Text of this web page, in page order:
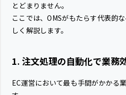
とどまりません。
ここでは、OMSがもたらす代表的
しく解説します。
1. 注文処理の自動化で業務
EC運営において最も手間がかかる